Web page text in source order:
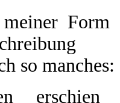
Form
so manches:
erschien